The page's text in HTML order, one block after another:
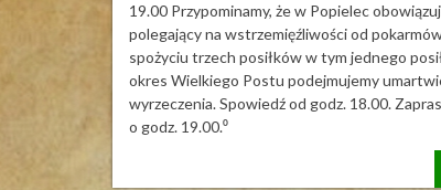
19.00 Przypominamy, że w Popielec
polegający na wstrzemięźliwości od
spożyciu trzech posiłków w tym jednego
okres Wielkiego Postu podejmujemy
wyrzeczenia. Spowiedź od godz. 18.00.
o godz. 19.00.⁰